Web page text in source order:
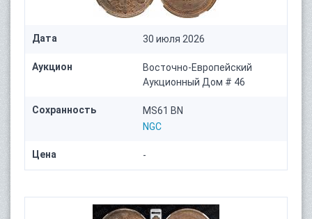
Дата 30 июля 2026
Аукцион
Восточно-Европейский
Аукционный Дом # 46
Сохранность
MS61 BN
NGC
Цена -